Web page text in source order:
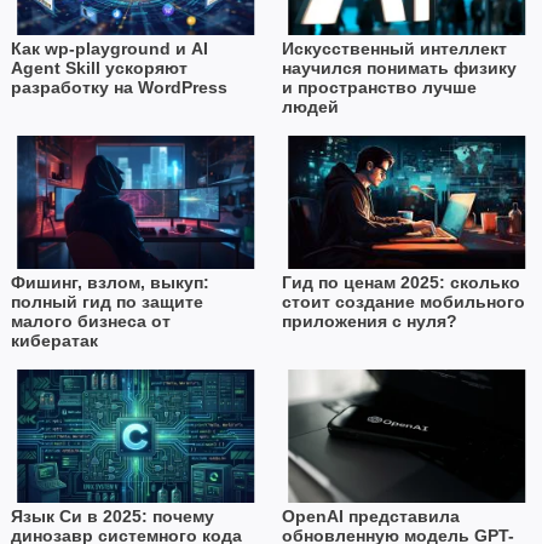
Как wp-playground и AI
Agent Skill ускоряют
разработку на WordPress
Искусственный интеллект
научился понимать физику
и пространство лучше
людей
Фишинг, взлом, выкуп:
полный гид по защите
малого бизнеса от
кибератак
Гид по ценам 2025: сколько
стоит создание мобильного
приложения с нуля?
Язык Си в 2025: почему
динозавр системного кода
OpenAI представила
обновленную модель GPT-